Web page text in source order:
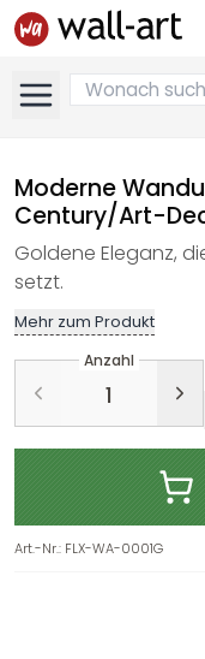
Moderne
Century/Art-
Goldene Eleganz,
setzt.
Mehr zum Produkt
Anzahl
Art.-Nr.: FLX-WA-0001G